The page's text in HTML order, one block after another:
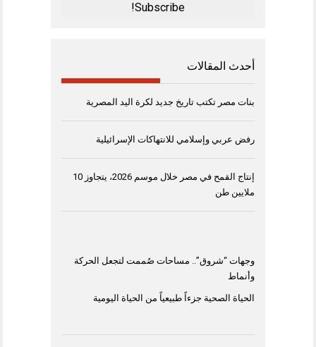
أحدث المقالات
بنات مصر تكتب تاريخ جديد لكرة اليد المصرية
رفض عربي وإسلامي للانتهاكات الإسرائيلية
إنتاج القمح في مصر خلال موسم 2026، يتجاوز 10
ملايين طن
وجهات “شروق”.. مساحات صُممت لتجعل الحركة
وأنماط
الحياة الصحية جزءاً طبيعياً من الحياة اليومية